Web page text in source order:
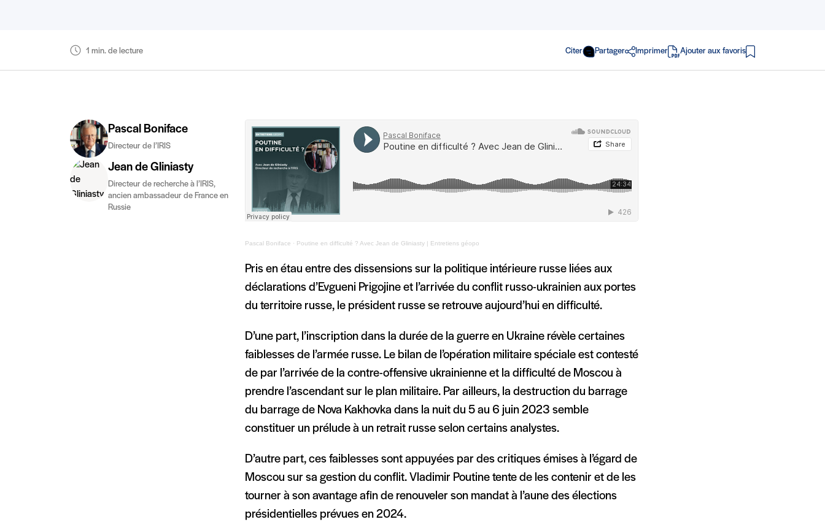
1 min. de lecture Citer Partager Imprimer
en PDF
Ajouter aux favoris
Pascal Boniface
Directeur de l’IRIS
Jean de Gliniasty
Directeur de recherche à l’IRIS,
ancien ambassadeur de France en
Russie
Pascal Boniface · Poutine en difficulté ? Avec Jean de Gliniasty | Entretiens géopo
Pris en étau entre des dissensions sur la politique intérieure russe liées aux
déclarations d’Evgueni Prigojine et l’arrivée du conflit russo-ukrainien aux portes
du territoire russe, le président russe se retrouve aujourd’hui en difficulté.
D’une part, l’inscription dans la durée de la guerre en Ukraine révèle certaines
faiblesses de l’armée russe. Le bilan de l’opération militaire spéciale est contesté
de par l’arrivée de la contre-offensive ukrainienne et la difficulté de Moscou à
prendre l’ascendant sur le plan militaire. Par ailleurs, la destruction du barrage
du barrage de Nova Kakhovka dans la nuit du 5 au 6 juin 2023 semble
constituer un prélude à un retrait russe selon certains analystes.
D’autre part, ces faiblesses sont appuyées par des critiques émises à l’égard de
Moscou sur sa gestion du conflit. Vladimir Poutine tente de les contenir et de les
tourner à son avantage afin de renouveler son mandat à l’aune des élections
présidentielles prévues en 2024.